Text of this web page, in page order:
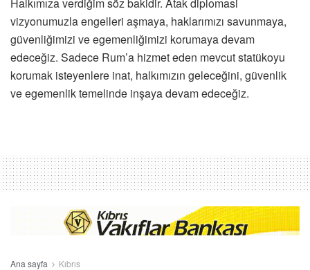
vizyonumuzla engelleri aşmaya, haklarımızı savunmaya,
güvenliğimizi ve egemenliğimizi korumaya devam
edeceğiz. Sadece Rum’a hizmet eden mevcut statükoyu
korumak isteyenlere inat, halkımızın geleceğini, güvenlik
ve egemenlik temelinde inşaya devam edeceğiz.
Ana sayfa Kıbrıs